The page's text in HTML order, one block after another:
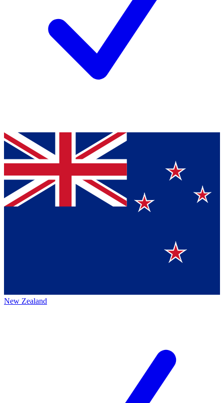
New Zealand